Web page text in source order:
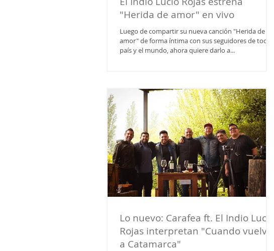
"Herida de amor" en vivo
Luego de compartir su nueva canción "Herida de
amor" de forma íntima con sus seguidores de todo el
país y el mundo, ahora quiere darlo a...
Lo nuevo: Carafea ft. El Indio Lucio
Rojas interpretan "Cuando vuelvo
a Catamarca"